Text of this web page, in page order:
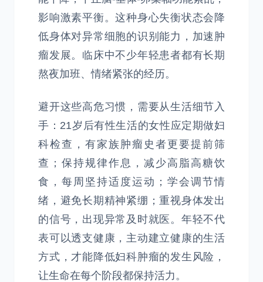
影响激素平衡。这种身心失衡状态会降
低身体对异常细胞的识别能力，加速肿
瘤发展。临床中不少年轻患者都有长期
熬夜加班、情绪紧张的经历。
避开这些高危习惯，需要从生活细节入
手：21岁后有性生活的女性应定期做妇
科检查，有家族肿瘤史者更要提前筛
查；保持规律作息，减少高脂高糖饮
食，每周坚持适度运动；学会调节情
绪，避免长期精神紧绷；重视身体发出
的信号，出现异常及时就医。年轻不代
表可以透支健康，主动建立健康的生活
方式，才能降低妇科肿瘤的发生风险，
让生命在每个阶段都保持活力。